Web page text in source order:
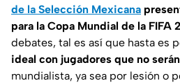
de la Selección Mexicana
para la Copa Mundial de la FIFA
debates, tal es así que hasta es
ideal con jugadores que no
mundialista, ya sea por lesión o